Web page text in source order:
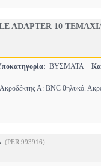
ADAPTER 10
ΒΥΣΜΑΤΑ
Α: BNC θηλυκό.
(PER.993916)